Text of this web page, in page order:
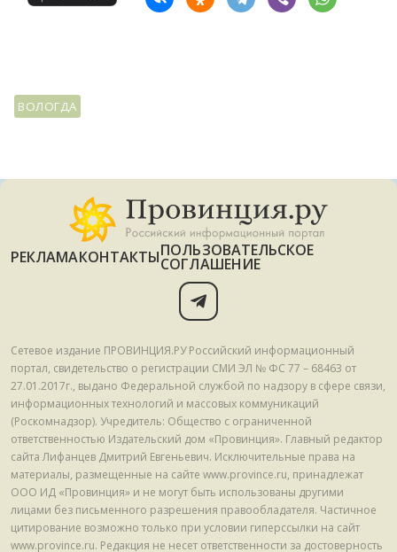
ВОЛОГДА
РЕКЛАМАКОНТАКТЫПОЛЬЗОВАТЕЛЬСКОЕ
СОГЛАШЕНИЕ
Сетевое издание ПРОВИНЦИЯ.РУ Российский информационный
портал, свидетельство о регистрации СМИ ЭЛ № ФС 77 – 68463 от
27.01.2017г., выдано Федеральной службой по надзору в сфере связи,
информационных технологий и массовых коммуникаций
(Роскомнадзор). Учредитель: Общество с ограниченной
ответственностью Издательский дом «Провинция». Главный редактор
сайта Лифанцев Дмитрий Евгеньевич. Исключительные права на
материалы, размещенные на сайте www.province.ru, принадлежат
ООО ИД «Провинция» и не могут быть использованы другими
лицами без письменного разрешения правообладателя. Частичное
цитирование возможно только при условии гиперссылки на сайт
www.province.ru. Редакция не несет ответственности за достоверность